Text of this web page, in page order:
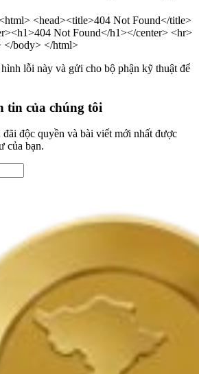
<head><title>404 Not Found</title>
Not Found</h1></center> <hr>
</body> </html>
lỗi này và gửi cho bộ phận kỹ thuật để
tin của chúng tôi
độc quyền và bài viết mới nhất được
của bạn.